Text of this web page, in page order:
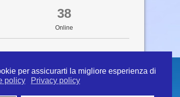
per assicurarti la migliore esperienza di
policy Privacy policy
38
Online